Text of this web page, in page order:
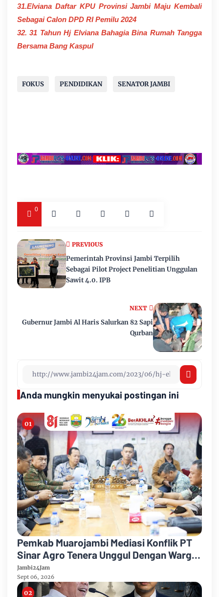
31.Elviana Daftar KPU Provinsi Jambi Maju Kembali
Sebagai Calon DPD RI Pemilu 2024
32. 31 Tahun Hj Elviana Bahagia Bina Rumah Tangga
Bersama Bang Kaspul
FOKUS PENDIDIKAN SENATOR JAMBI
0
NEXT
Gubernur Jambi Al Haris Salurkan 82 Sapi
Qurban
PREVIOUS
Pemerintah Provinsi Jambi Terpilih
Sebagai Pilot Project Penelitian Unggulan
Sawit 4.0. IPB
Anda mungkin menyukai postingan ini
Pemkab Muarojambi Mediasi Konflik PT
Sinar Agro Tenera Unggul Dengan Warga
Sipin Teluk Duren
Jambi24Jam
Sept 06, 2026